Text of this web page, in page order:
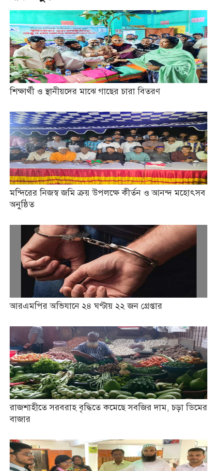
শিক্ষার্থী ও স্থানীয়দের মাঝে গাছের চারা বিতরণ
মন্দিরের নিজস্ব জমি ক্রয় উপলক্ষে কীর্তন ও আনন্দ মহোৎসব
অনুষ্ঠিত
আরএমপির অভিযানে ২৪ ঘণ্টায় ২২ জন গ্রেপ্তার
রাজশাহীতে সরবরাহ বৃদ্ধিতে কমেছে সবজির দাম, চড়া ডিমের
বাজার